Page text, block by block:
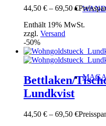
44,50 € – 69,50 €
Enthält 19% MwSt.
zzgl. Versand
-50%
Bettlaken/
Lundkvist
44,50 € – 69,50 €